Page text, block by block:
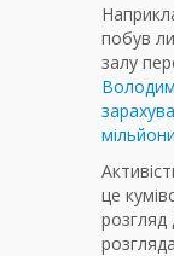
побув
залу
це
розгляд